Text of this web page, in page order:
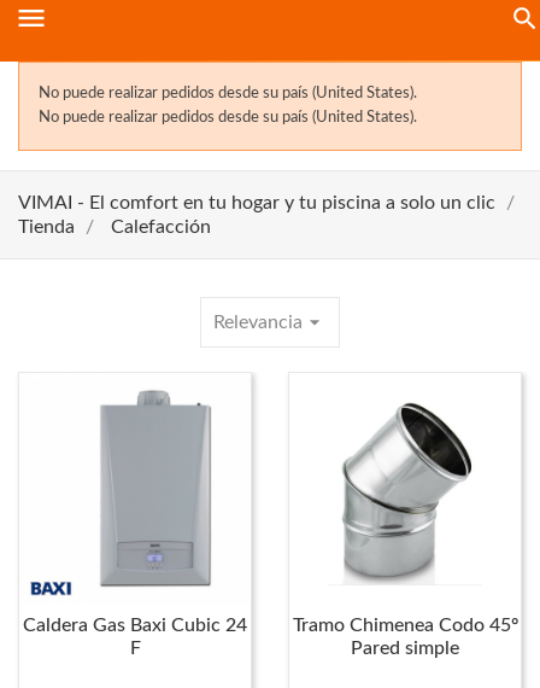
menu
No puede realizar pedidos desde su país (United States).
No puede realizar pedidos desde su país (United States).
VIMAI - El comfort en tu hogar y tu piscina a solo un clic
Tienda
Calefacción
Relevancia arrow_drop_down
Caldera Gas Baxi Cubic 24
F
Tramo Chimenea Codo 45º
Pared simple